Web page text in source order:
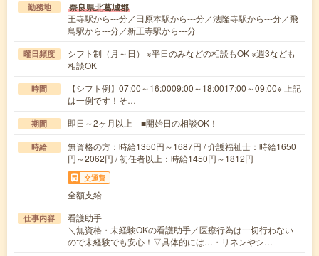
勤務地 奈良県北葛城郡
王寺駅から---分／田原本駅から---分／法隆寺駅から---分／飛
鳥駅から---分／新王寺駅から---分
曜日頻度
シフト制（月～日） ※平日のみなどの相談もOK ※週3なども
相談OK
時間
【シフト例】07:00～16:0009:00～18:0017:00～09:00※ 上記
は一例です！そ…
期間 即日～2ヶ月以上 ■開始日の相談OK！
時給
無資格の方：時給1350円～1687円 / 介護福祉士：時給1650
円～2062円 / 初任者以上：時給1450円～1812円
交通費
全額支給
仕事内容
看護助手
＼無資格・未経験OKの看護助手／医療行為は一切行わない
ので未経験でも安心！▽具体的には…・リネンやシ…